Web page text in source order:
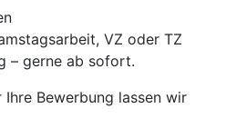
VZ oder TZ
– gerne ab sofort.
Ihre Bewerbung lassen wir